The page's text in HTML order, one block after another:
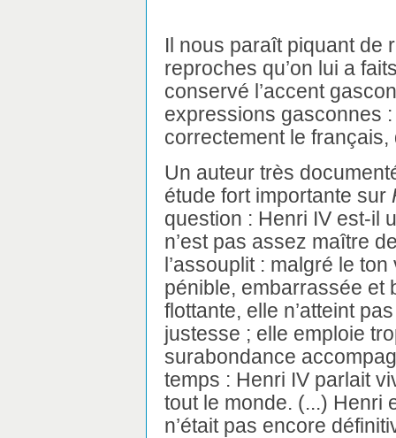
Il nous paraît piquant de
reproches qu’on lui a
conservé l’accent
expressions gasconnes
correctement le français,
Un auteur très
étude fort importante sur
question : Henri IV est-il
n’est pas assez maître
l’assouplit : malgré le
pénible, embarrassée et
flottante, elle n’atteint
justesse ; elle emploie
surabondance
temps : Henri IV parlait
tout le monde. (...) Henri
n’était pas encore